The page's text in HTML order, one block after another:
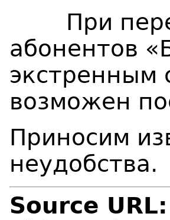
При
абонентов
экстренным
возможен
Приносим
неудобства.
Source URL: